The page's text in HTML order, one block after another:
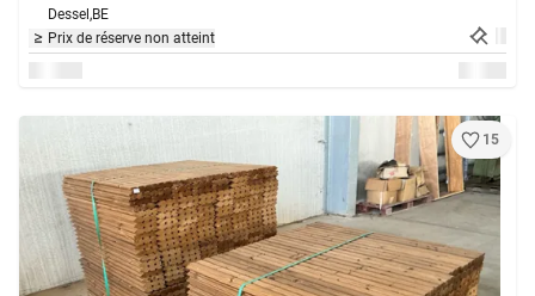
Dessel,BE
Prix de réserve non atteint
15